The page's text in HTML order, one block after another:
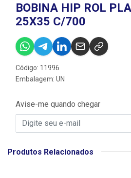
BOBINA HIP ROL
25X35 C/700
Código: 11996
Embalagem: UN
Avise-me quando chegar
Produtos Relacionados